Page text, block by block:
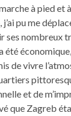
à pied et
pu me
ses nombreux
été économique,
de vivre
et de
que Zagreb